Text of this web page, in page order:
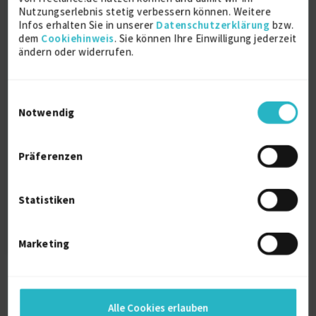
Nutzungserlebnis stetig verbessern können. Weitere
Infos erhalten Sie in unserer Datenschutzerklärung bzw.
dem Cookiehinweis. Sie können Ihre Einwilligung jederzeit
ändern oder widerrufen.
Notwendig
Präferenzen
Statistiken
Marketing
Alle Cookies erlauben
Ipv4 Projekte für Freiberufler
Instrumentation Projekte für Freiberufler
Iphone Apps Projekte für Freiberufler
Intelligente Suche Projekte für Freiberufler
Industrial Engineer Projekte für Freiberufler
Freiberufler
freelance.de BLOG